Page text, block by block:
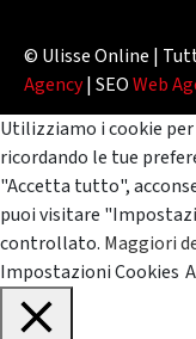
© Ulisse Online |
Agency| SEOWeb
Utilizziamo i cookie
ricordando le tue
"Accetta tutto",
puoi visitare
controllato. Maggiori
Impostazioni Cookies